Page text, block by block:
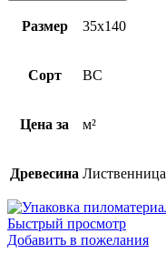
Размер 35х140
Сорт BC
Цена за м²
Древесина Лиственница
Быстрый просмотр
Добавить в пожелания